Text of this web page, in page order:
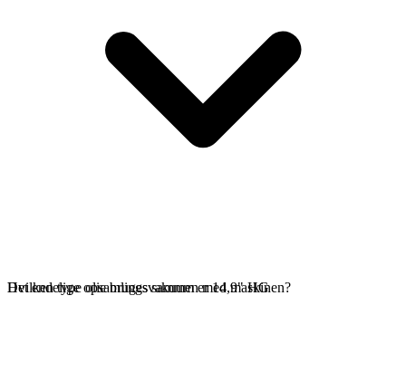
Det endelige opsamlingsvakuum er 14,9" HG
Hvilken type olie bruges sammen med maskinen?